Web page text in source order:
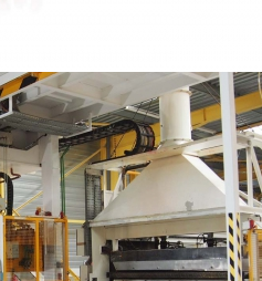
de l'industrie : de
de petites séries.